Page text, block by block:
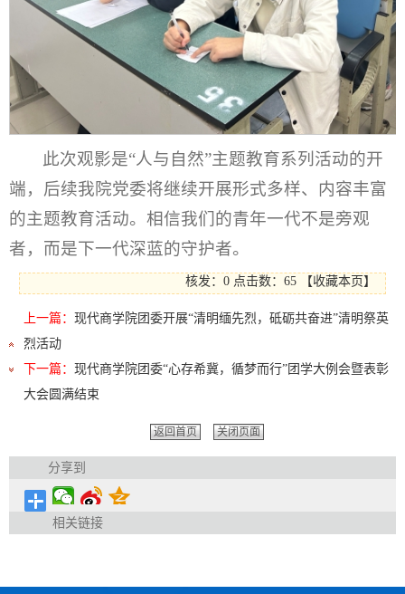
此次观影是“人与自然”主题教育系列活动的开
端，后续我院党委将继续开展形式多样、内容丰富
的主题教育活动。相信我们的青年一代不是旁观
者，而是下一代深蓝的守护者。
核发：0 点击数：65 【收藏本页 】
上一篇： 现代商学院团委开展“清明缅先烈，砥砺共奋进”清明祭英
烈活动
下一篇： 现代商学院团委“心存希冀，循梦而行”团学大例会暨表彰
大会圆满结束
返回首页 关闭页面
分享到
相关链接